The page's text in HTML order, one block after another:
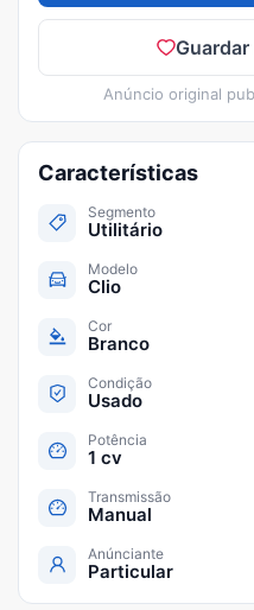
Anúncio original
Características
Segmento
Utilitário
Modelo
Clio
Cor
Branco
Condição
Usado
Potência
1 cv
Transmissão
Manual
Anúnciante
Particular